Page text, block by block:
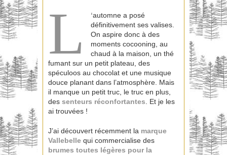
L ‘automne a posé
définitivement ses valises.
On aspire donc à des
moments cocooning, au
chaud à la maison, un thé
fumant sur un petit plateau, des
spéculoos au chocolat et une musique
douce planant dans l’atmosphère. Mais
il manque un petit truc, le truc en plus,
des senteurs réconfortantes. Et je les
ai trouvées !
J’ai découvert récemment la marque
Vallebelle qui commercialise des
brumes toutes légères pour la